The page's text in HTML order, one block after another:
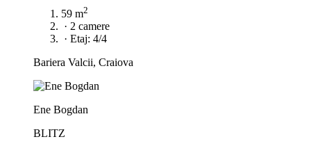
59 m2
· 2 camere
· Etaj: 4/4
Bariera Valcii, Craiova
Ene Bogdan
BLITZ